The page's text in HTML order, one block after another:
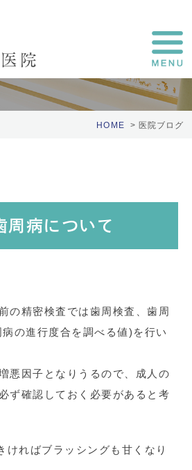
ブログ
HOME 医院ブログ
周病について
の精密検査では歯周検査、歯周
の進行度合を調べる値)を行い
悪因子となりうるので、成人の
ず確認しておく必要があると考
ければブラッシングも甘くなり